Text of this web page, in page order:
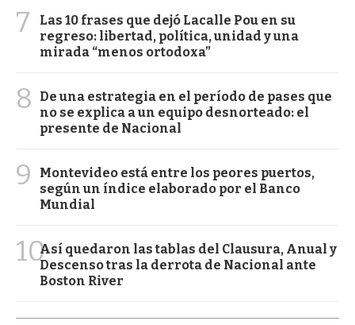
7
Las 10 frases que dejó Lacalle Pou en su
regreso: libertad, política, unidad y una
mirada “menos ortodoxa”
8
De una estrategia en el período de pases que
no se explica a un equipo desnorteado: el
presente de Nacional
9
Montevideo está entre los peores puertos,
según un índice elaborado por el Banco
Mundial
10Así quedaron las tablas del Clausura, Anual y
Descenso tras la derrota de Nacional ante
Boston River